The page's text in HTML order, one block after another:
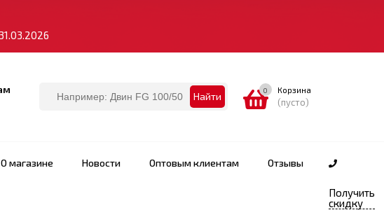
Найти 0 Корзина
(пусто)
О магазине Новости Оптовым клиентам Отзывы
Получить
скидку